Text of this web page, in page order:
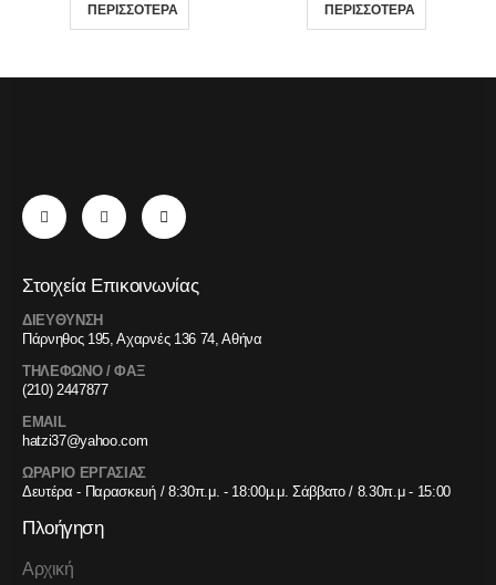
Στοιχεία Επικοινωνίας
ΔΙΕΥΘΥΝΣΗ
Πάρνηθος 195, Αχαρνές 136 74, Αθήνα
ΤΗΛΕΦΩΝΟ / ΦΑΞ
(210) 2447877
EMAIL
hatzi37@yahoo.com
ΩΡΑΡΙΟ ΕΡΓΑΣΙΑΣ
Δευτέρα - Παρασκευή / 8:30π.μ. - 18:00μ.μ. Σάββατο / 8.30π.μ - 15:00
Πλοήγηση
Αρχική